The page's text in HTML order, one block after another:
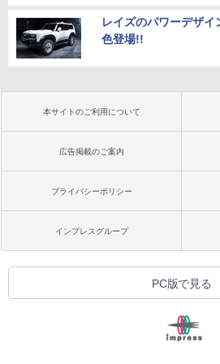
レイズのパワーデザ
色登場!!
本サイトのご利用について
広告掲載のご案内
プライバシーポリシー
インプレスグループ
PC版で見る